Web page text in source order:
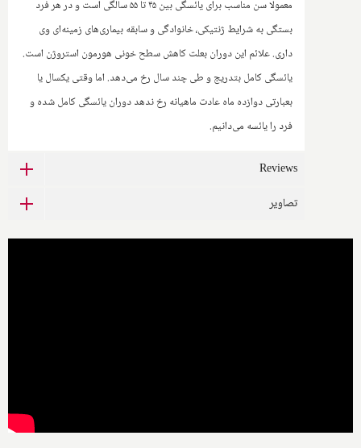
معمولا سن مناسب برای یائسگی بین ۴۵ تا ۵۵ سالگی است و در هر فرد
بستگی به شرایط ژنتیکی، خانوادگی و سابقه بیماری‌های زمینه‌ای وی
داری. علائم این دوران بعلت کاهش سطح خونی هورمون استروژن است.
یائسگی کامل بتدریج و طی چند سال رخ می‌دهد. اما وقتی یکسال یا
بعبارتی دوازده ماه عادت ماهیانه رخ ندهد دوران یائسگی کامل شده و
فرد را یائسه می‌دانیم.
Reviews
تصاویر